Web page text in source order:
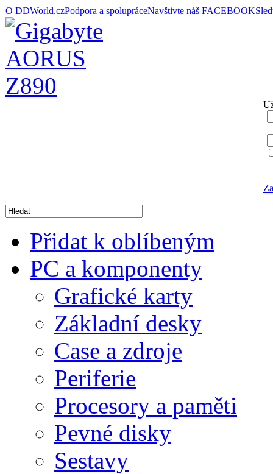
O DDWorld.czPodpora a spolupráceNavštivte náš FACEBOOK
Přidat k oblíbeným
PC a komponenty
Grafické karty
Základní desky
Case a zdroje
Periferie
Procesory a paměti
Pevné disky
Sestavy